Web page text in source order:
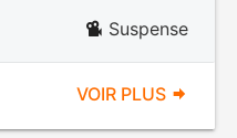
Suspense
VOIR PLUS